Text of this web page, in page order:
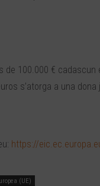
de 100.000 € cadascun
s’atorga a una
https://
(UE)